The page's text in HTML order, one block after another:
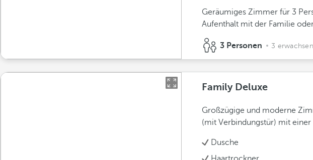
Geräumiges Zimmer für 3
Aufenthalt mit der Familie
3 Personen 3
Family Deluxe
Großzügige und moderne
(mit Verbindungstür) mit einer
Dusche